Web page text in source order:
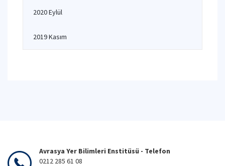
2020 Eylül
2019 Kasım
Avrasya Yer Bilimleri Enstitüsü - Telefon
0212 285 61 08